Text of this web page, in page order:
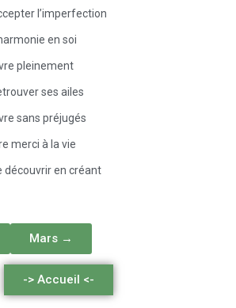
l’imperfection
en soi
pleinement
ses ailes
sans préjugés
merci à la vie
découvrir en créant
Mars →
-> Accueil <-